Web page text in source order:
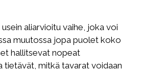
aliarvioitu vaihe, joka voi
muutossa jopa puolet koko
hallitsevat nopeat
tietävät, mitkä tavarat voidaan